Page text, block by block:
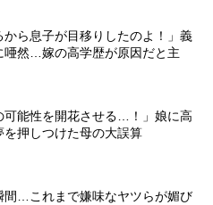
から息子が目移りしたのよ！」義
唖然…嫁の高学歴が原因だと主
可能性を開花させる…！」娘に高
を押しつけた母の大誤算
間…これまで嫌味なヤツらが媚び